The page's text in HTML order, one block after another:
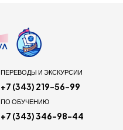
ПЕРЕВОДЫ И ЭКСКУРСИИ
+7 (343) 219-56-99
ПО ОБУЧЕНИЮ
+7 (343) 346-98-44